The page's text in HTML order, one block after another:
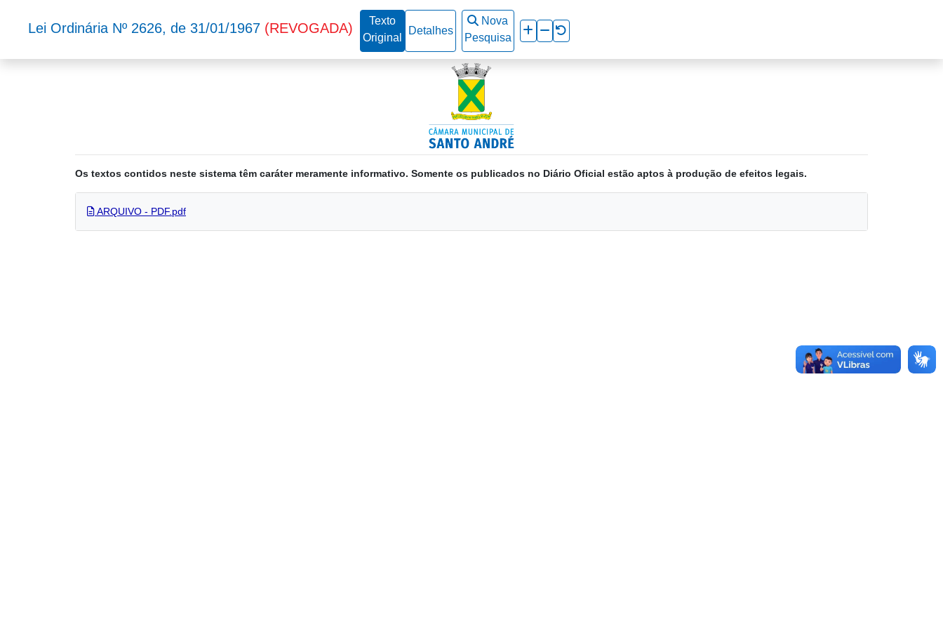
Os textos contidos neste sistema têm caráter meramente informativo. Somente os publicados no Diário Oficial estão aptos à produção de efeitos legais.
Lei Ordinária Nº 2626, de 31/01/1967 (REVOGADA)
Texto
Original
Detalhes
Nova
Pesquisa
ARQUIVO - PDF.pdf